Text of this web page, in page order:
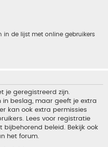
in de lijst met online gebruikers
je geregistreerd zijn.
in beslag, maar geeft je extra
kan ook extra permissies
Lees voor registratie
bijbehorend beleid. Bekijk ook
het forum.